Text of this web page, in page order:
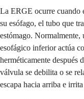
La ERGE ocurre cuando
su esófago, el tubo que
estómago.
esofágico inferior actúa
herméticamente después
válvula se debilita o se
escapa hacia arriba e